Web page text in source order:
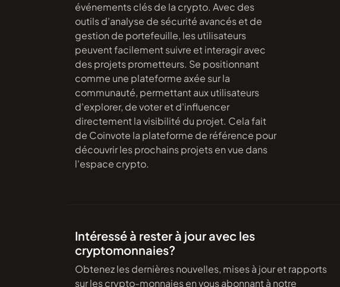
événements clés de la crypto. Avec des
outils d'analyse de sécurité avancés et de
gestion de portefeuille, les utilisateurs
peuvent facilement suivre et interagir avec
des projets prometteurs. Se positionnant
comme une plateforme axée sur la
communauté, permettant aux utilisateurs
d'explorer, de voter et d'influencer
directement la visibilité du projet. Cela fait
de Coinvote la plateforme de référence pour
découvrir les prochains projets en vue dans
l'espace crypto.
Intéressé à rester à jour avec les
cryptomonnaies?
Obtenez les dernières nouvelles, mises à jour et rapports
sur les crypto-monnaies en vous abonnant à notre